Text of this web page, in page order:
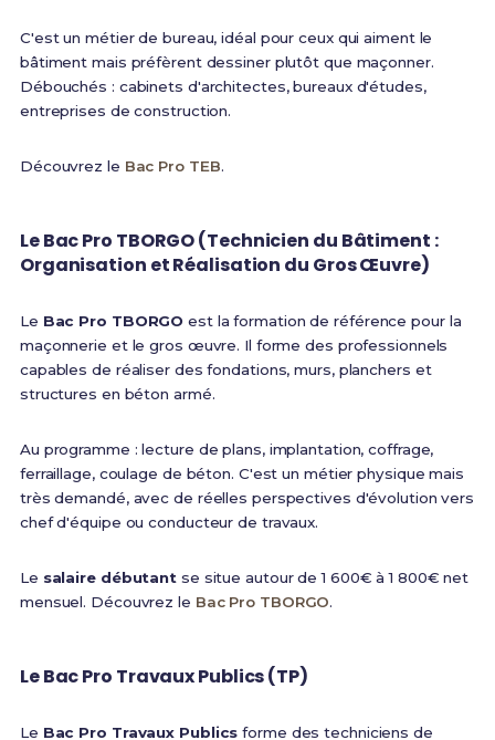
C'est un métier de bureau, idéal pour ceux qui aiment le
bâtiment mais préfèrent dessiner plutôt que maçonner.
Débouchés : cabinets d'architectes, bureaux d'études,
entreprises de construction.
Découvrez le Bac Pro TEB.
Le Bac Pro TBORGO (Technicien du Bâtiment :
Organisation et Réalisation du Gros Œuvre)
Le Bac Pro TBORGO est la formation de référence pour la
maçonnerie et le gros œuvre. Il forme des professionnels
capables de réaliser des fondations, murs, planchers et
structures en béton armé.
Au programme : lecture de plans, implantation, coffrage,
ferraillage, coulage de béton. C'est un métier physique mais
très demandé, avec de réelles perspectives d'évolution vers
chef d'équipe ou conducteur de travaux.
Le salaire débutant se situe autour de 1 600€ à 1 800€ net
mensuel. Découvrez le Bac Pro TBORGO.
Le Bac Pro Travaux Publics (TP)
Le Bac Pro Travaux Publics forme des techniciens de